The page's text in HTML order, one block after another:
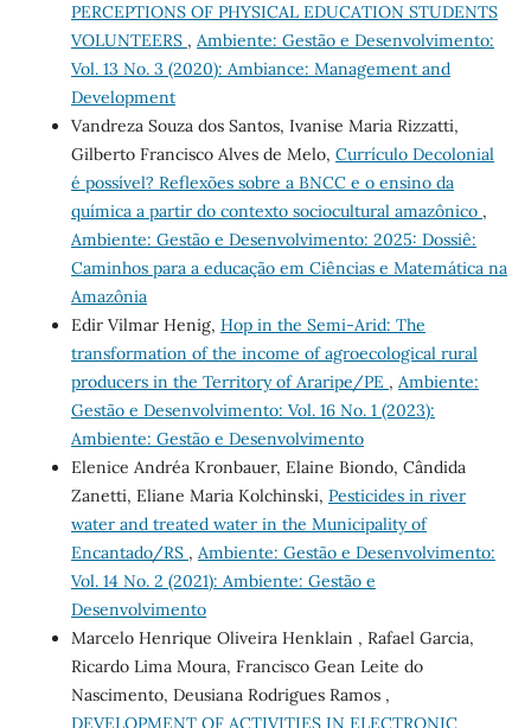
PERCEPTIONS OF PHYSICAL EDUCATION STUDENTS
VOLUNTEERS , Ambiente: Gestão e Desenvolvimento:
Vol. 13 No. 3 (2020): Ambiance: Management and
Development
Vandreza Souza dos Santos, Ivanise Maria Rizzatti,
Gilberto Francisco Alves de Melo, Currículo Decolonial
é possível? Reflexões sobre a BNCC e o ensino da
química a partir do contexto sociocultural amazônico ,
Ambiente: Gestão e Desenvolvimento: 2025: Dossiê:
Caminhos para a educação em Ciências e Matemática na
Amazônia
Edir Vilmar Henig, Hop in the Semi-Arid: The
transformation of the income of agroecological rural
producers in the Territory of Araripe/PE , Ambiente:
Gestão e Desenvolvimento: Vol. 16 No. 1 (2023):
Ambiente: Gestão e Desenvolvimento
Elenice Andréa Kronbauer, Elaine Biondo, Cândida
Zanetti, Eliane Maria Kolchinski, Pesticides in river
water and treated water in the Municipality of
Encantado/RS , Ambiente: Gestão e Desenvolvimento:
Vol. 14 No. 2 (2021): Ambiente: Gestão e
Desenvolvimento
Marcelo Henrique Oliveira Henklain , Rafael Garcia,
Ricardo Lima Moura, Francisco Gean Leite do
Nascimento, Deusiana Rodrigues Ramos ,
DEVELOPMENT OF ACTIVITIES IN ELECTRONIC